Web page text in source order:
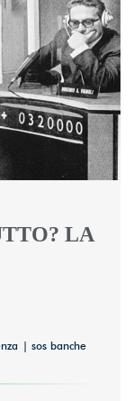
LA
sos banche